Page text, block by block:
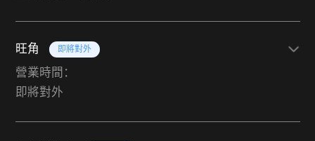
旺角 即將對外
營業時間：
即將對外